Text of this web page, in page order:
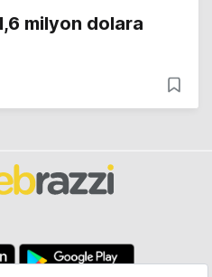
milyon dolara